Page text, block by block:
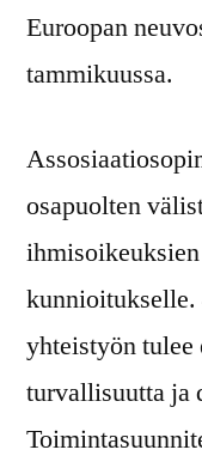
Euroopan
tammikuussa.
osapuolten
yhteistyön tulee
turvallisuutta ja